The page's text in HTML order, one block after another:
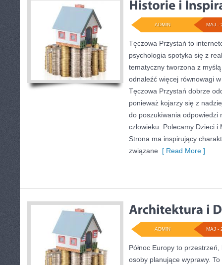
MAJ -
ADMIN
Tęczowa Przystań to
psychologia spotyka się z
tematyczny tworzona z
odnaleźć więcej równowagi
Tęczowa Przystań dobrze
ponieważ kojarzy się z
do poszukiwania odpowiedzi
człowieku. Polecamy Dzieci i
Strona ma inspirujący
związane [ Read More ]
MAJ -
ADMIN
Północ Europy to
osoby planujące wyprawy.